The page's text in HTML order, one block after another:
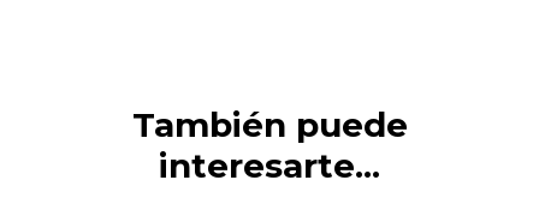
También puede
interesarte...